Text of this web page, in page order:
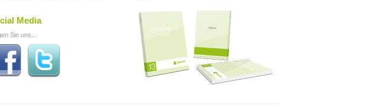
Media
Sie uns...